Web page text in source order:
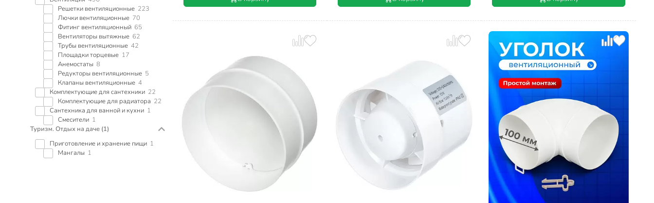
Решетки вентиляционные 223
Лючки вентиляционные 70
Фитинг вентиляционный 65
Вентиляторы вытяжные 62
Трубы вентиляционные 42
Площадки торцевые 17
Анемостаты 8
Редукторы вентиляционные 5
Клапаны вентиляционные 4
Комплектующие для сантехники 22
Комплектующие для радиатора 22
Сантехника для ванной и кухни 1
Смесители 1
Туризм. Отдых на даче (1)
Приготовление и хранение пищи 1
Мангалы 1